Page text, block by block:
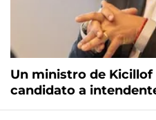
Un ministro de Kicillof
candidato a